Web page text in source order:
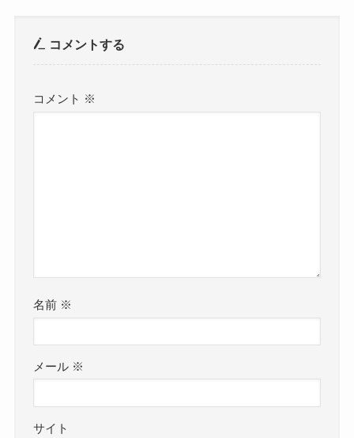
コメントする
コメント ※
名前 ※
メール ※
サイト